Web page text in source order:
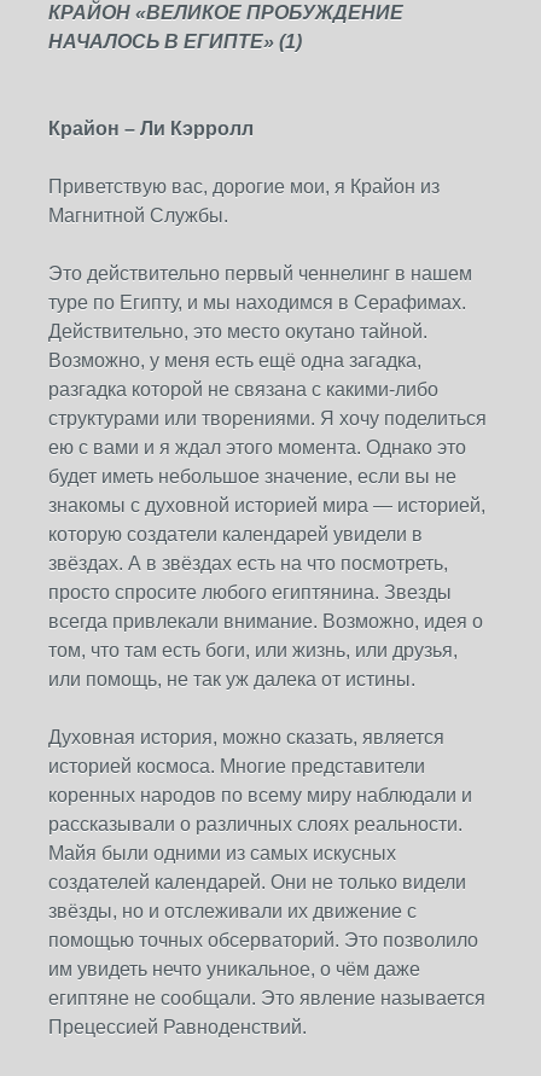
КРАЙОН «ВЕЛИКОЕ ПРОБУЖДЕНИЕ
НАЧАЛОСЬ В ЕГИПТЕ» (1)
Крайон – Ли Кэрролл
Приветствую вас, дорогие мои, я Крайон из
Магнитной Службы.
Это действительно первый ченнелинг в нашем
туре по Египту, и мы находимся в Серафимах.
Действительно, это место окутано тайной.
Возможно, у меня есть ещё одна загадка,
разгадка которой не связана с какими-либо
структурами или творениями. Я хочу поделиться
ею с вами и я ждал этого момента. Однако это
будет иметь небольшое значение, если вы не
знакомы с духовной историей мира — историей,
которую создатели календарей увидели в
звёздах. А в звёздах есть на что посмотреть,
просто спросите любого египтянина. Звезды
всегда привлекали внимание. Возможно, идея о
том, что там есть боги, или жизнь, или друзья,
или помощь, не так уж далека от истины.
Духовная история, можно сказать, является
историей космоса. Многие представители
коренных народов по всему миру наблюдали и
рассказывали о различных слоях реальности.
Майя были одними из самых искусных
создателей календарей. Они не только видели
звёзды, но и отслеживали их движение с
помощью точных обсерваторий. Это позволило
им увидеть нечто уникальное, о чём даже
египтяне не сообщали. Это явление называется
Прецессией Равноденствий.